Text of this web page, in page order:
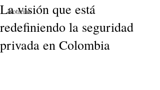
Noticias
La visión que está
redefiniendo la seguridad
privada en Colombia